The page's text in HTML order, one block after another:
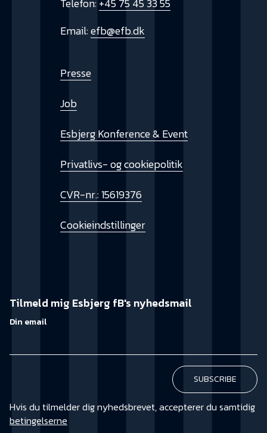
Telefon:+45 75 45 33 55
Email:efb@efb.dk
Presse
Job
Esbjerg Konference & Event
Privatlivs- og cookiepolitik
CVR-nr.: 15619376
Cookieindstillinger
Tilmeld mig Esbjerg fB's nyhedsmail
Din email
Hvis du tilmelder dig nyhedsbrevet, accepterer du samtidig
betingelserne